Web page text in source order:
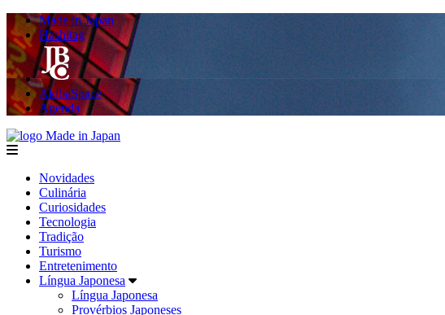
Made in Japan
Hashitag
AkibaSpace
Agenda
menu
Novidades
Culinária
Curiosidades
Tecnologia
Tradição
Turismo
Entretenimento
Língua Japonesa
Língua Japonesa
Provérbios Japoneses